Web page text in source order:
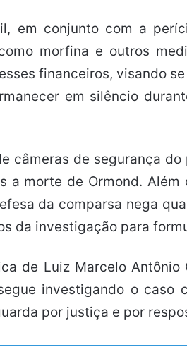
em conjunto com a
morfina e outros
financeiros, visando
em silêncio
câmeras de segurança
a morte de Ormond.
da comparsa nega
da investigação para
de Luiz Marcelo
investigando o caso
por justiça e por